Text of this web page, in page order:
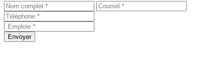
Envoyer